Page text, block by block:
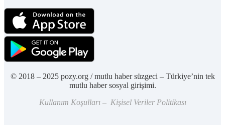
© 2018 – 2025 pozy.org / mutlu haber süzgeci – Türkiye’nin tek
mutlu haber sosyal girişimi.
Kullanım Koşulları – Kişisel Veriler Politikası